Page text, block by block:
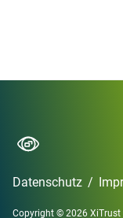
Datenschutz /
Copyright © 2026 XiTrust